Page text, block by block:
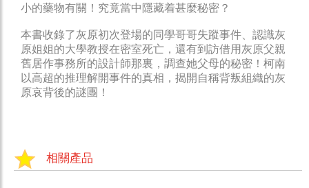
小的藥物有關！究竟當中隱藏着甚麼秘密？
本書收錄了灰原初次登場的同學哥哥失蹤事件、認識灰
原姐姐的大學教授在密室死亡，還有到訪借用灰原父親
舊居作事務所的設計師那裏，調查她父母的秘密！柯南
以高超的推理解開事件的真相，揭開自稱背叛組織的灰
原哀背後的謎團！
相關產品